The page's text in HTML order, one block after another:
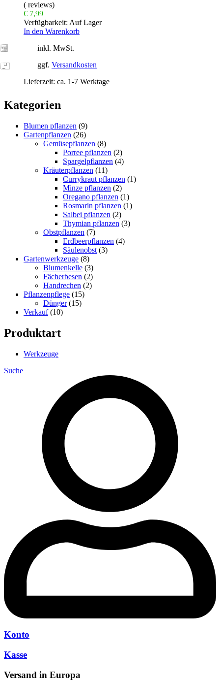
( reviews)
€ 7,99
Verfügbarkeit: Auf Lager
In den Warenkorb
inkl. MwSt.
ggf. Versandkosten
Lieferzeit: ca. 1-7 Werktage
Kategorien
Blumen pflanzen (9)
Gartenpflanzen (26)
Gemüsepflanzen (8)
Porree pflanzen (2)
Spargelpflanzen (4)
Kräuterpflanzen (11)
Currykraut pflanzen (1)
Minze pflanzen (2)
Oregano pflanzen (1)
Rosmarin pflanzen (1)
Salbei pflanzen (2)
Thymian pflanzen (3)
Obstpflanzen (7)
Erdbeerpflanzen (4)
Säulenobst (3)
Gartenwerkzeuge (8)
Blumenkelle (3)
Fächerbesen (2)
Handrechen (2)
Pflanzenpflege (15)
Dünger (15)
Verkauf (10)
Produktart
Werkzeuge
Suche
Konto
Kasse
Versand in Europa